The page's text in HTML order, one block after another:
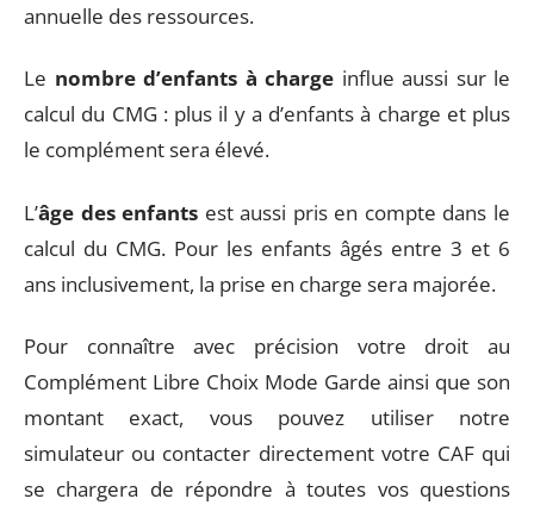
annuelle des ressources.
Le nombre d’enfants à charge influe aussi sur le
calcul du CMG : plus il y a d’enfants à charge et plus
le complément sera élevé.
L’âge des enfants est aussi pris en compte dans le
calcul du CMG. Pour les enfants âgés entre 3 et 6
ans inclusivement, la prise en charge sera majorée.
Pour connaître avec précision votre droit au
Complément Libre Choix Mode Garde ainsi que son
montant exact, vous pouvez utiliser notre
simulateur ou contacter directement votre CAF qui
se chargera de répondre à toutes vos questions